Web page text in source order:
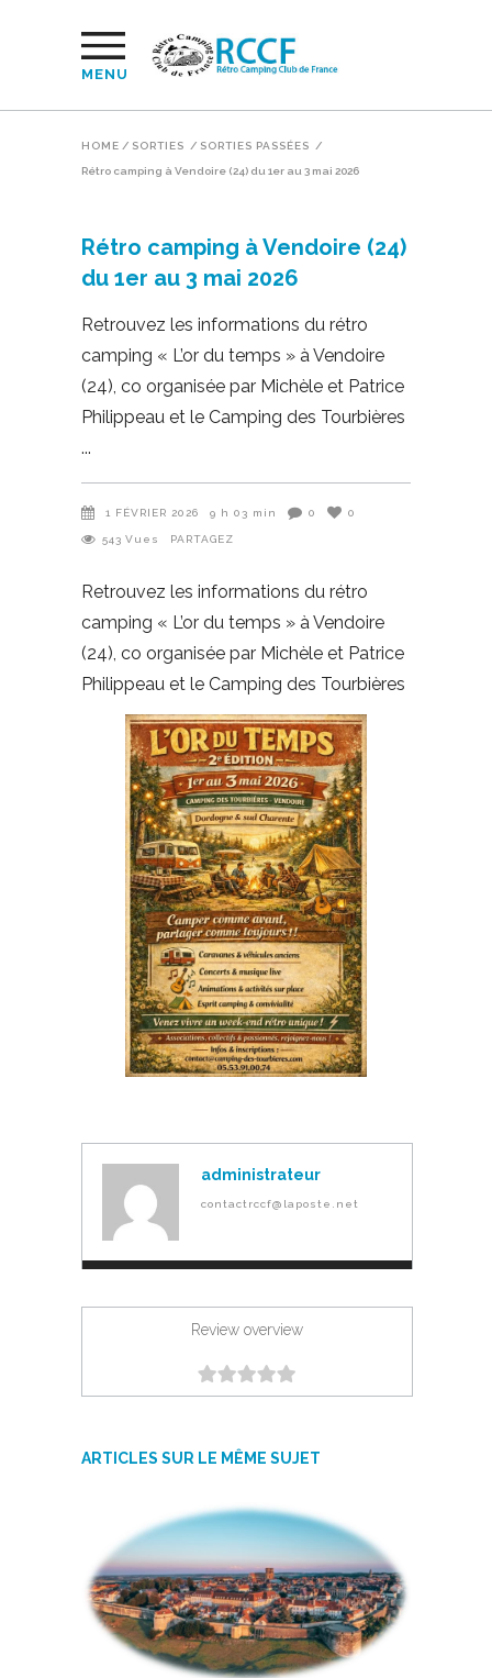
MENU
HOME / SORTIES / SORTIES PASSÉES /
Rétro camping à Vendoire (24) du 1er au 3 mai 2026
Rétro camping à Vendoire (24)
du 1er au 3 mai 2026
Retrouvez les informations du rétro
camping « L’or du temps » à Vendoire
(24), co organisée par Michèle et Patrice
Philippeau et le Camping des Tourbières
1 FÉVRIER 2026 9 h 03 min 0 0
543 Vues PARTAGEZ
Retrouvez les informations du rétro
camping « L’or du temps » à Vendoire
(24), co organisée par Michèle et Patrice
Philippeau et le Camping des Tourbières
administrateur
contactrccf@laposte.net
Review overview
ARTICLES SUR LE MÊME SUJET